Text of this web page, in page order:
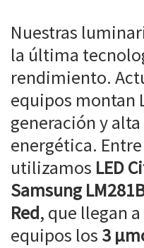
Nuestras
la última
rendimiento.
equipos montan
generación y
energética.
utilizamos LED
Samsung
Red, que llegan
equipos los 3